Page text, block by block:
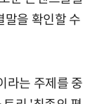
말을 확인할 수
라는 주제를 중